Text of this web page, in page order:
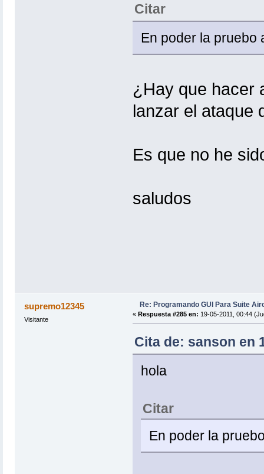
Citar
En poder la pruebo
¿Hay que hacer
lanzar el ataque
Es que no he
saludos
supremo12345
Visitante
Re: Programando GUI Para Suite
« Respuesta #285 en: 19-05-2011, 00:44
Cita de: sanson en
hola
Citar
En poder la